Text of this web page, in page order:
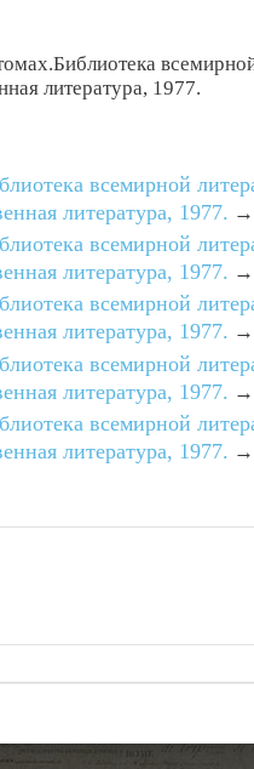
литература, 1977.
всемирной
литература, 1977. →
всемирной
литература, 1977. →
всемирной
литература, 1977. →
всемирной
литература, 1977. →
всемирной
литература, 1977. →